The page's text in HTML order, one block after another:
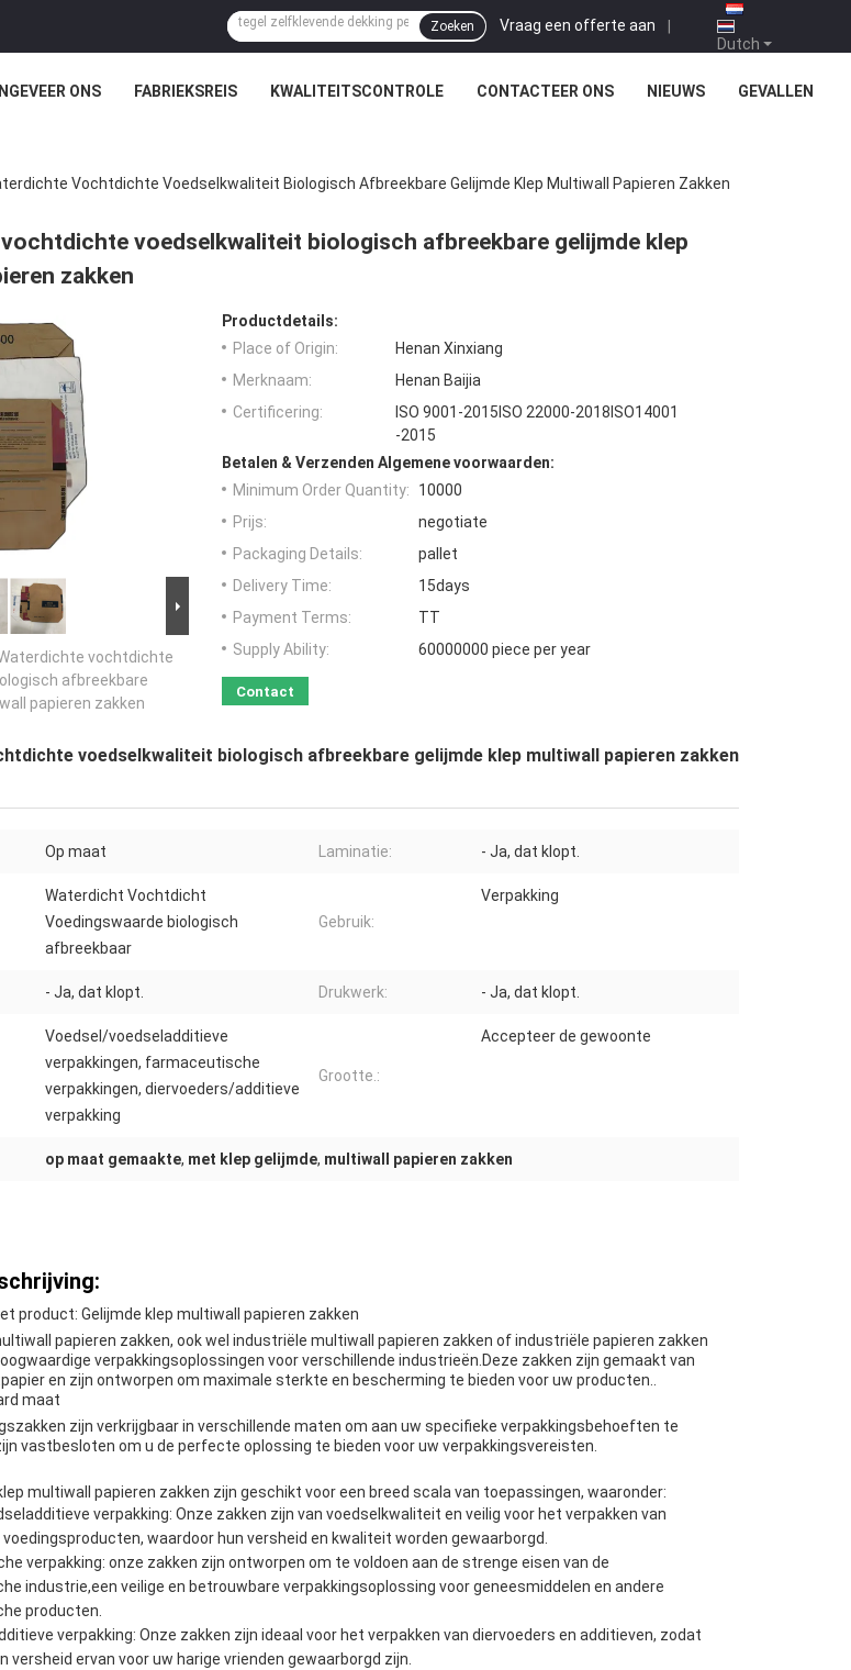
Dutch
Vraag een offerte aan |
Zoeken
ONS FABRIEKSREIS KWALITEITSCONTROLE CONTACTEER ONS NIEUWS GEVALLEN
Vochtdichte Voedselkwaliteit Biologisch Afbreekbare Gelijmde Klep Multiwall Papieren Zakken
voedselkwaliteit biologisch afbreekbare gelijmde klep
zakken
vochtdichte
afbreekbare
papieren zakken
Productdetails:
Place of Origin:
Henan Xinxiang
Merknaam:
Henan Baijia
Certificering:
ISO 9001-2015ISO 22000-2018ISO14001
-2015
Betalen & Verzenden Algemene voorwaarden:
Minimum Order Quantity:
10000
Prijs:
negotiate
Packaging Details:
pallet
Delivery Time:
15days
Payment Terms:
TT
Supply Ability:
60000000 piece per year
Contact
voedselkwaliteit biologisch afbreekbare gelijmde klep multiwall papieren zakken
Op maat Laminatie: - Ja, dat klopt.
Waterdicht Vochtdicht
Voedingswaarde biologisch
afbreekbaar
Gebruik:
Verpakking
- Ja, dat klopt. Drukwerk: - Ja, dat klopt.
Voedsel/voedseladditieve
verpakkingen, farmaceutische
verpakkingen, diervoeders/additieve
verpakking
Grootte.:
Accepteer de gewoonte
op maat gemaakte, met klep gelijmde, multiwall papieren zakken
product: Gelijmde klep multiwall papieren zakken
papieren zakken, ook wel industriële multiwall papieren zakken of industriële papieren zakken
verpakkingsoplossingen voor verschillende industrieën.Deze zakken zijn gemaakt van
en zijn ontworpen om maximale sterkte en bescherming te bieden voor uw producten..
maat
zijn verkrijgbaar in verschillende maten om aan uw specifieke verpakkingsbehoeften te
vastbesloten om u de perfecte oplossing te bieden voor uw verpakkingsvereisten.
multiwall papieren zakken zijn geschikt voor een breed scala van toepassingen, waaronder:
verpakking: Onze zakken zijn van voedselkwaliteit en veilig voor het verpakken van
waardoor hun versheid en kwaliteit worden gewaarborgd.
verpakking: onze zakken zijn ontworpen om te voldoen aan de strenge eisen van de
industrie,een veilige en betrouwbare verpakkingsoplossing voor geneesmiddelen en andere
producten.
verpakking: Onze zakken zijn ideaal voor het verpakken van diervoeders en additieven, zodat
versheid ervan voor uw harige vrienden gewaarborgd zijn.